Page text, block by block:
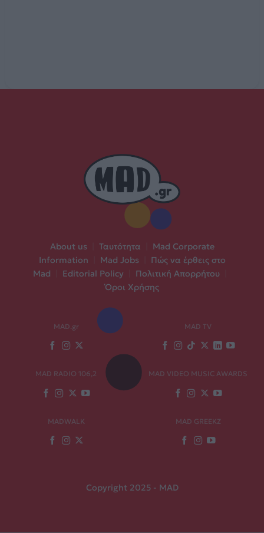
About us Ταυτότητα
Mad Corporate
Information
Mad Jobs
Πώς να έρθεις στο
Mad
Editorial Policy Πολιτική Απορρήτου
Όροι Χρήσης
MAD.gr MAD TV
MAD RADIO 106,2 MAD VIDEO MUSIC AWARDS
MADWALK MAD GREEKZ
Copyright 2025 - MAD